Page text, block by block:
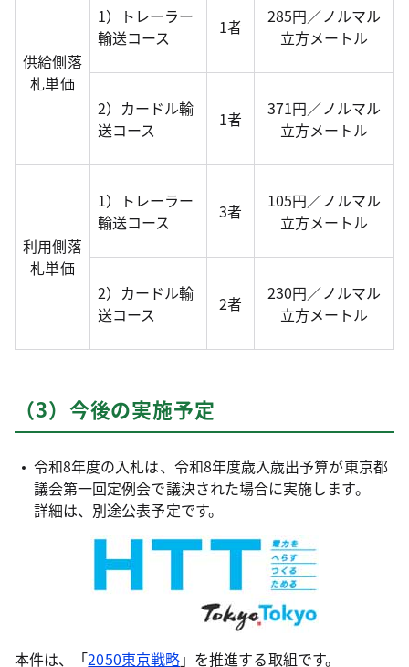
供給側落
札単価
1）トレーラー
輸送コース
1者
285円／ノルマル
立方メートル
2）カードル輸
送コース
1者
371円／ノルマル
立方メートル
利用側落
札単価
1）トレーラー
輸送コース
3者
105円／ノルマル
立方メートル
2）カードル輸
送コース
2者
230円／ノルマル
立方メートル
（3）今後の実施予定
令和8年度の入札は、令和8年度歳入歳出予算が東京都
議会第一回定例会で議決された場合に実施します。
詳細は、別途公表予定です。
本件は、「2050東京戦略」を推進する取組です。